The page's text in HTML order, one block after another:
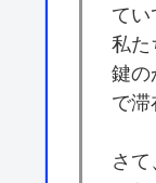
てい
私た
鍵の
で滞
さ